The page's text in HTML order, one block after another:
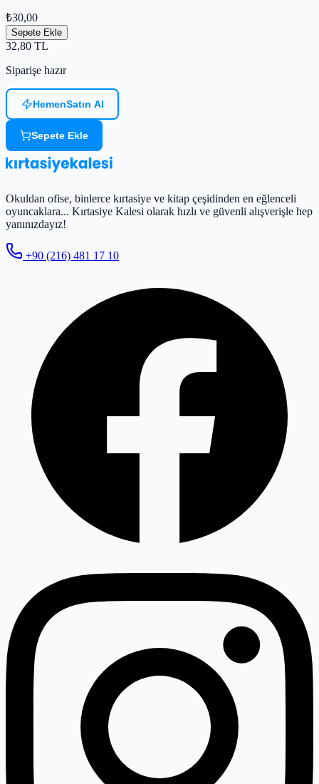
₺30,00
Sepete Ekle
32,80 TL
Siparişe hazır
HemenSatın Al
Sepete Ekle
Okuldan ofise, binlerce kırtasiye ve kitap çeşidinden en eğlenceli
oyuncaklara... Kırtasiye Kalesi olarak hızlı ve güvenli alışverişle hep
yanınızdayız!
+90 (216) 481 17 10